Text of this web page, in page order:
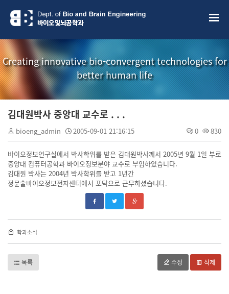
Creating innovative bio-convergent technologies for
better human life
김대원박사 중앙대 교수로 . . .
bioeng_admin 2005-09-01 21:16:15 0 830
바이오정보연구실에서 박사학위를 받은 김대원박사께서 2005년 9월 1일 부로
중앙대 컴퓨터공학과 바이오정보분야 교수로 부임하였습니다.
김대원 박사는 2004년 박사학위를 받고 1년간
정문술바이오정보전자센터에서 포닥으로 근무하셨습니다.
학과소식
목록 수정 삭제